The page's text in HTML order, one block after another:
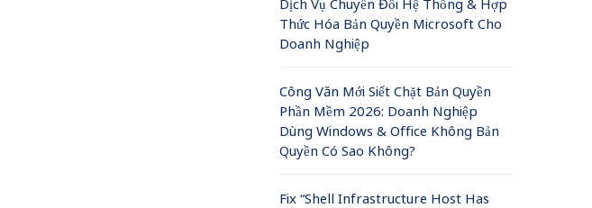
Dịch Vụ Chuyển Đổi Hệ Thống & Hợp
Thức Hóa Bản Quyền Microsoft Cho
Doanh Nghiệp
Công Văn Mới Siết Chặt Bản Quyền
Phần Mềm 2026: Doanh Nghiệp
Dùng Windows & Office Không Bản
Quyền Có Sao Không?
Fix “Shell Infrastructure Host Has